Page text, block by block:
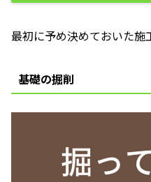
最初に予め決めておいた
基礎の掘削